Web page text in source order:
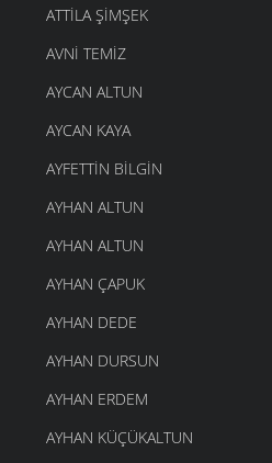
ATTILA ŞIMŞEK
AVNI TEMIZ
AYCAN ALTUN
AYCAN KAYA
AYFETTIN BILGIN
AYHAN ALTUN
AYHAN ALTUN
AYHAN ÇAPUK
AYHAN DEDE
AYHAN DURSUN
AYHAN ERDEM
AYHAN KÜÇÜKALTUN